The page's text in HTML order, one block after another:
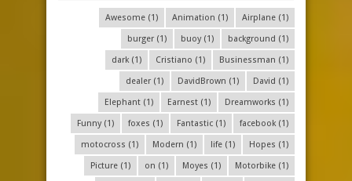
Airplane (1)
Animation (1)
Awesome (1)
background (1)
buoy(1)
burger (1)
Businessman (1)
Cristiano (1)
dark (1)
David (1)
DavidBrown (1)
dealer (1)
Dreamworks (1)
Earnest (1)
Elephant (1)
facebook (1)
Fantastic (1)
foxes (1)
Funny(1)
Hopes (1)
life (1)
Modern (1)
motocross (1)
Motorbike (1)
Moyes (1)
on (1)
Picture (1)